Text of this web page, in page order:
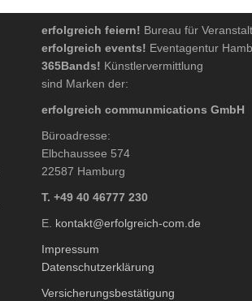
erfolgreich feiern! Bureau für
erfolgreich events! Eventagentur
365Bands! Künstlervermittlung
sind Marken der:
erfolgreich communmications GmbH
Büroadresse:
Elbchaussee 574
22587 Hamburg
T. +49 40 46777 230
E. kontakt@erfolgreich-com.de
Impressum
Datenschutzerklärung
Versicherungsbestätigung